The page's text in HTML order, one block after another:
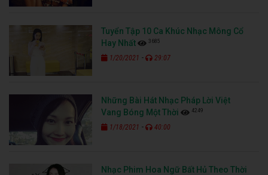
Tuyển Tập 10 Ca Khúc Nhạc Mông Cổ
Hay Nhất
3685
1/20/2021 - 29:07
Những Bài Hát Nhạc Pháp Lời Việt
Vang Bóng Một Thời
4249
1/18/2021 - 40:00
Nhạc Phim Hoa Ngữ Bất Hủ Theo Thời